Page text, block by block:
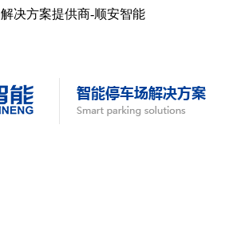
决方案提供商-顺安智能